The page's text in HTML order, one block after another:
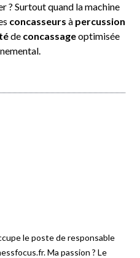
? Surtout quand la machine
concasseurs à percussion
de concassageoptimisée
le poste de responsable
Ma passion ? Le